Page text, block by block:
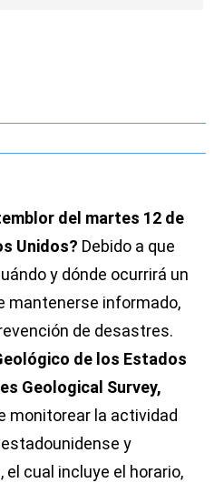
del martes 12 de
Unidos? Debido a que
y dónde ocurrirá un
mantenerse informado,
de desastres.
de los Estados
Geological Survey,
monitorear la actividad
y
cual incluye el horario,